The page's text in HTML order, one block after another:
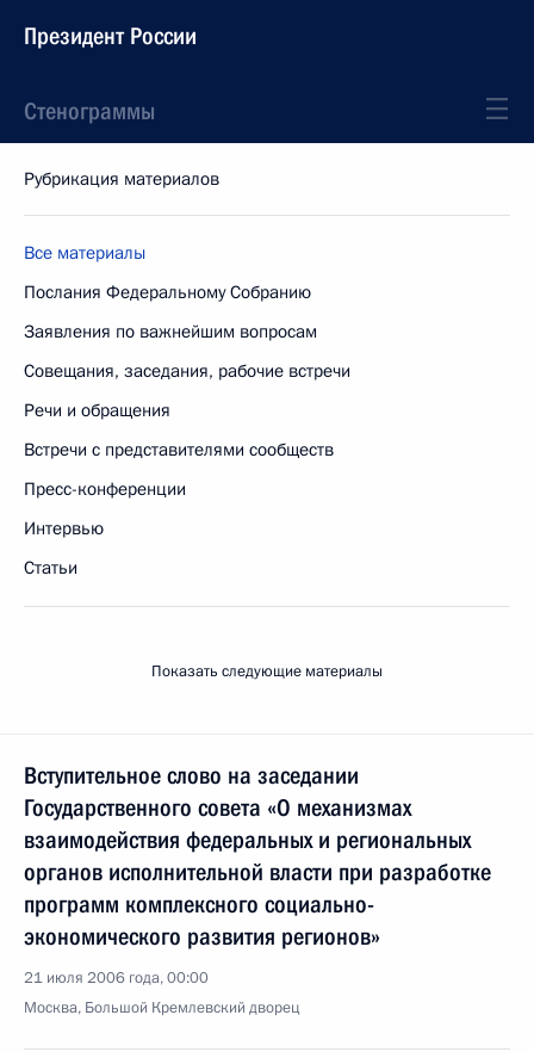
Президент России
Стенограммы
Рубрикация материалов
Все материалы
Послания Федеральному Собранию
Заявления по важнейшим вопросам
Совещания, заседания, рабочие встречи
Речи и обращения
Встречи с представителями сообществ
Пресс-конференции
Интервью
Статьи
Показать следующие материалы
Вступительное слово на заседании
Государственного совета «О механизмах
взаимодействия федеральных и региональных
органов исполнительной власти при разработке
программ комплексного социально-
экономического развития регионов»
21 июля 2006 года, 00:00
Москва, Большой Кремлевский дворец